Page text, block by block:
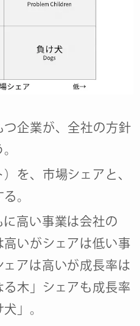
企業が、全社の方針
を、市場シェアと、
。
高い事業は会社の
高いがシェアは低い事
アは高いが成長率は
木」シェアも成長率
」。